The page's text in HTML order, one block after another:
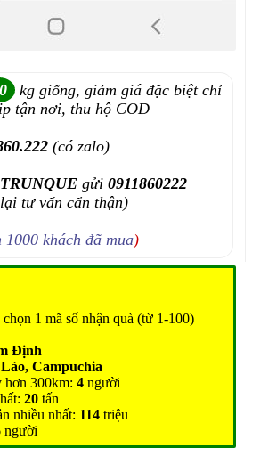
kg giống, giảm giá đặc biệt chỉ
tận nơi, thu hộ COD
(có zalo)
TRUNQUE gửi0911860222
tư vấn cẩn thận)
1000 khách đã mua)
1 mã số nhận quà (từ 1-100)
Định
Lào, Campuchia
hơn 300km:4 người
20 tấn
nhiều nhất: 114 triệu
người